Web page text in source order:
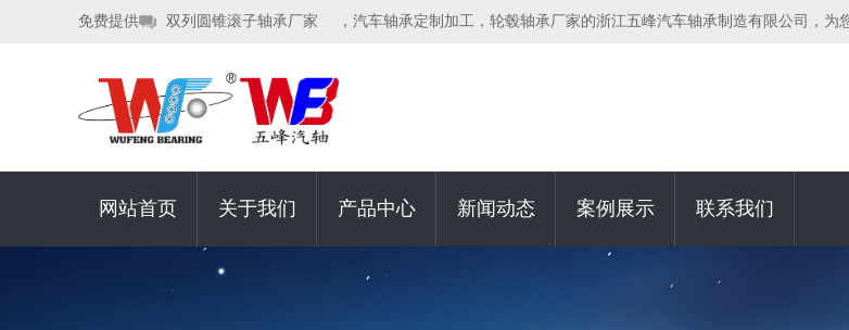
免费提供 双列圆锥滚子轴承厂家 ，汽车轴承定制加工，轮毂轴承厂家的浙江五峰汽车轴承制造有限公司，为
网站首页 关于我们 产品中心 新闻动态 案例展示 联系我们